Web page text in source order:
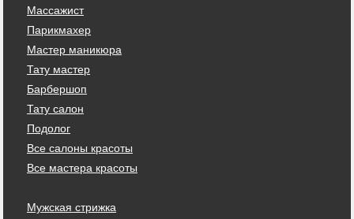
Массажист
Парикмахер
Мастер маникюра
Тату мастер
Барбершоп
Тату салон
Подолог
Все салоны красоты
Все мастера красоты
Мужская стрижка